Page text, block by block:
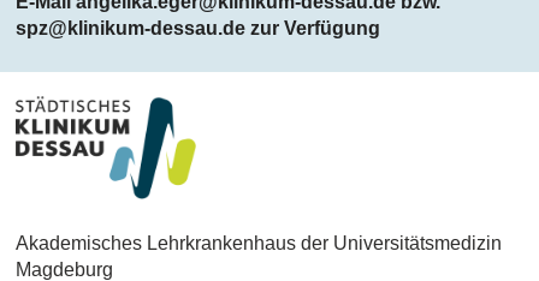
spz@klinikum-dessau.de zur Verfügung
Akademisches Lehrkrankenhaus der Universitätsmedizin
Magdeburg